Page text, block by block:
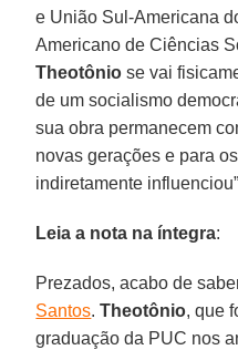
e União Sul-Americana
Americano de Ciências
Theotônio se vai
de um socialismo
sua obra permanecem
novas gerações e para
indiretamente
Leia a nota na íntegra:
Prezados, acabo de
Santos. Theotônio, que
graduação da PUC nos